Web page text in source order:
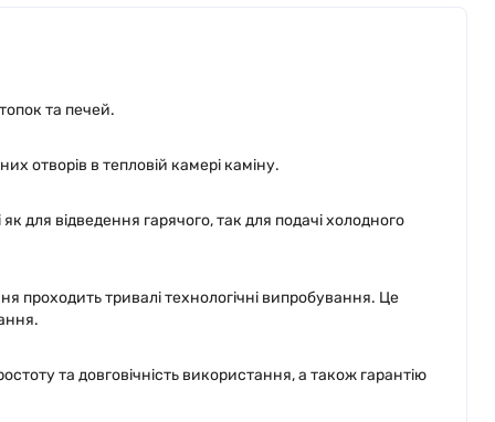
та печей.
отворів в тепловій камері каміну.
для відведення гарячого, так для подачі холодного
проходить тривалі технологічні випробування. Це
та довговічність використання, а також гарантію